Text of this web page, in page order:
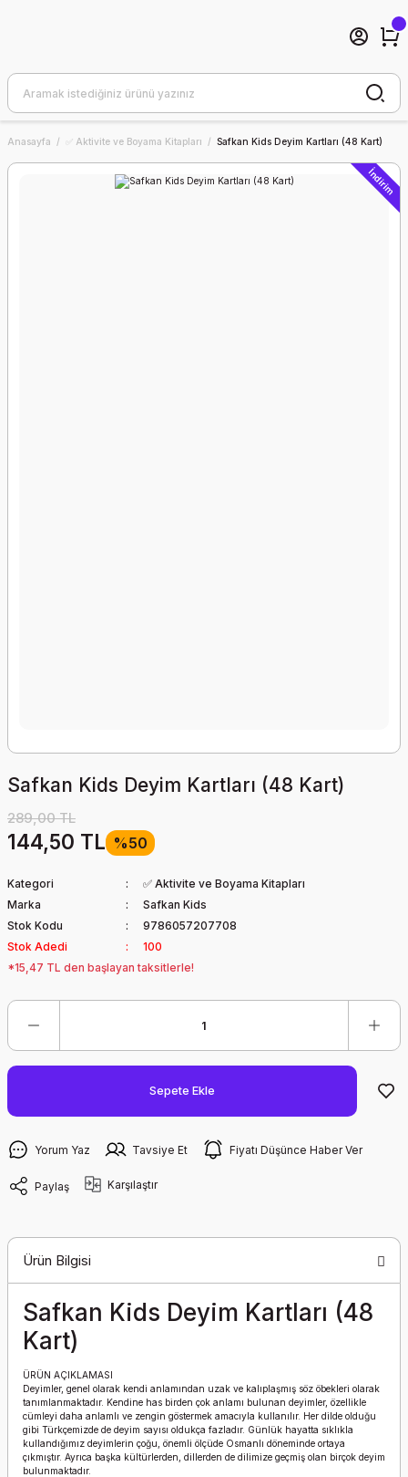
Anasayfa ✅ Aktivite ve Boyama Kitapları Safkan Kids Deyim Kartları (48 Kart)
İndirim
Safkan Kids Deyim Kartları (48 Kart)
289,00 TL
144,50 TL %50
Kategori
✅ Aktivite ve Boyama Kitapları
Marka
Safkan Kids
Stok Kodu
9786057207708
Stok Adedi
100
*15,47 TL den başlayan taksitlerle!
Sepete Ekle
Yorum Yaz Tavsiye Et Fiyatı Düşünce Haber Ver
Paylaş Karşılaştır
Ürün Bilgisi
Safkan Kids Deyim Kartları (48
Kart)
ÜRÜN AÇIKLAMASI
Deyimler, genel olarak kendi anlamından uzak ve kalıplaşmış söz öbekleri olarak
tanımlanmaktadır. Kendine has birden çok anlamı bulunan deyimler, özellikle
cümleyi daha anlamlı ve zengin göstermek amacıyla kullanılır. Her dilde olduğu
gibi Türkçemizde de deyim sayısı oldukça fazladır. Günlük hayatta sıklıkla
kullandığımız deyimlerin çoğu, önemli ölçüde Osmanlı döneminde ortaya
çıkmıştır. Ayrıca başka kültürlerden, dillerden de dilimize geçmiş olan birçok deyim
bulunmaktadır.